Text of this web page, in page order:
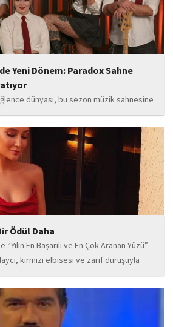
Yeni Dönem: Paradox Sahne
dünyası, bu sezon müzik sahnesine
ile yeni bir enerji kazanıyor. Güçlü
standartlardaki repertuarı ve
dikkat çeken...
Ödül Daha
En Başarılı ve En Çok Aranan Yüzü”
kırmızı elbisesi ve zarif duruşuyla
markasıyla da dikkat çeken Kalaycı,